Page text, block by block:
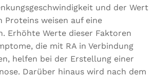
und der Wert
Proteins weisen auf eine
Erhöhte Werte dieser Faktoren
die mit RA in Verbindung
helfen bei der Erstellung einer
Darüber hinaus wird nach dem
Ihres Besuchs
auf unserer
Website
erhöhen Sie
die Chance,
personalisierte